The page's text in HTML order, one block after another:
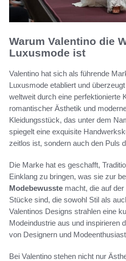
Warum Valentino die
Luxusmode ist
Valentino hat sich als führende
Luxusmode etabliert und
weltweit durch eine perfektionierte
romantischer Ästhetik und
Kleidungsstück, das unter dem
spiegelt eine exquisite
zeitlos ist, sondern auch den Puls
Die Marke hat es geschafft,
Einklang zu bringen, was sie zur
Modebewusste macht, die auf
Stücke sind, die sowohl Stil als
Valentinos Designs strahlen eine
Modeindustrie aus und inspirieren
von Designern und
Bei Valentino stehen nicht nur